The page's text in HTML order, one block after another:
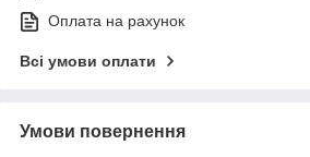
Оплата на рахунок
Всі умови оплати
Умови повернення